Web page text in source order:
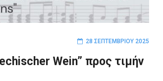
28 ΣΕΠΤΕΜΒΡΊΟΥ 2025
Wein” προς τιμήν